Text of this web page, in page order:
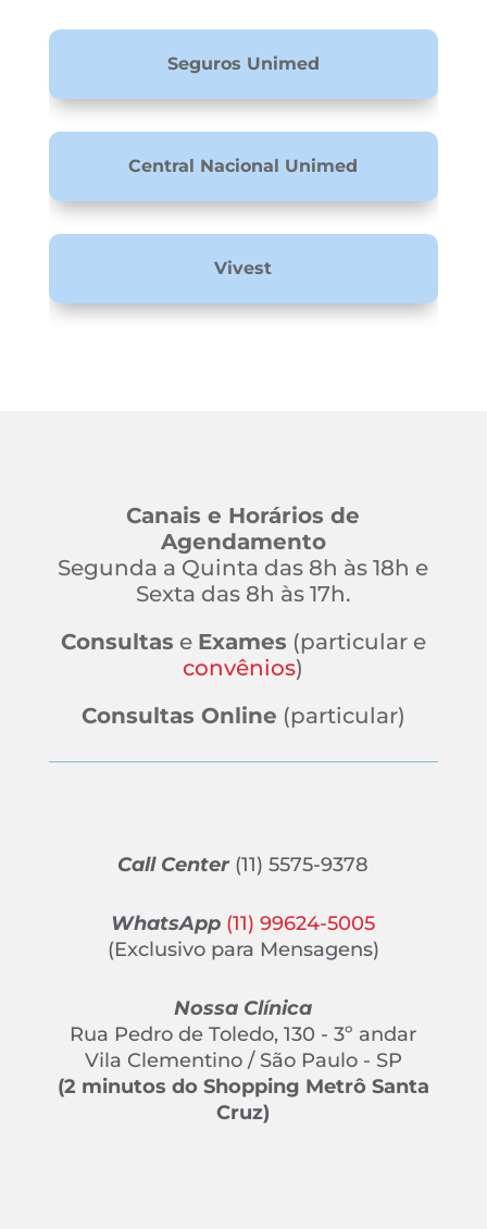
Seguros Unimed
Central Nacional Unimed
Vivest
Canais e Horários de
Agendamento
Segunda a Quinta das 8h às 18h e
Sexta das 8h às 17h.
Consultas e Exames (particular e
convênios)
Consultas Online (particular)
Call Center (11) 5575-9378
WhatsApp (11) 99624-5005
(Exclusivo para Mensagens)
Nossa Clínica
Rua Pedro de Toledo, 130 - 3º andar
Vila Clementino / São Paulo - SP
(2 minutos do Shopping Metrô Santa
Cruz)